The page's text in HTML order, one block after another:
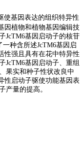
使基因表达的组织特异性
因植物和植物基因编辑技
JcTM6基因启动子的核苷
种含所述JcTM6基因启
性强且具有在花中特异性
JcTM6基因启动子、重组
果实和种子性状改良中
性启动子驱使功能基因表
产量的提高。